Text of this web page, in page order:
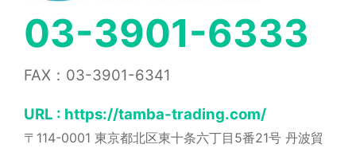
03-3901-6333
FAX：03-3901-6341
URL : https://tamba-trading.com/
〒114-0001 東京都北区東十条六丁目5番21号 丹波貿